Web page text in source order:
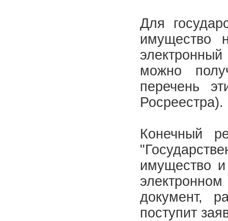
Для
имущество
можно
перечень
Росреестра).
Конечный
имущество
документ,
поступит